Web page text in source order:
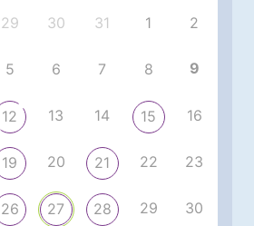
29 30 31 1 2
5 6 7 8 9
12 13 14 15 16
19 20 21 22 23
26 27 28 29 30